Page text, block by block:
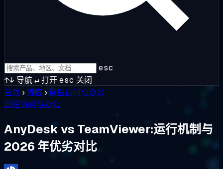
esc
↑↓ 导航↵打开esc 关闭
首页 ›博客 ›远程访问与办公
远程访问与办公
AnyDesk vs TeamViewer:运行机制与
2026 年优劣对比